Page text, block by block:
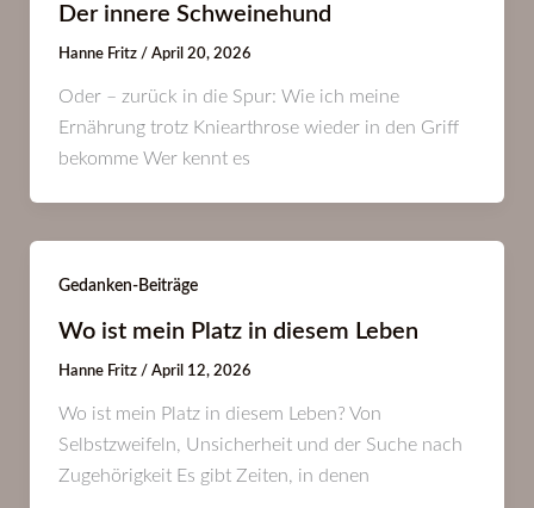
Der innere Schweinehund
Hanne Fritz / April 20, 2026
Oder – zurück in die Spur: Wie ich meine
Ernährung trotz Kniearthrose wieder in den Griff
bekomme Wer kennt es
Gedanken-Beiträge
Wo ist mein Platz in diesem Leben
Hanne Fritz / April 12, 2026
Wo ist mein Platz in diesem Leben? Von
Selbstzweifeln, Unsicherheit und der Suche nach
Zugehörigkeit Es gibt Zeiten, in denen